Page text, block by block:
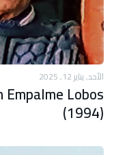
الأحد, يناير 12, 2025
Lobos
(1994)